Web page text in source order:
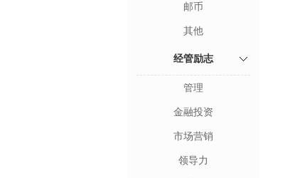
邮币
其他
经管励志
管理
金融投资
市场营销
领导力